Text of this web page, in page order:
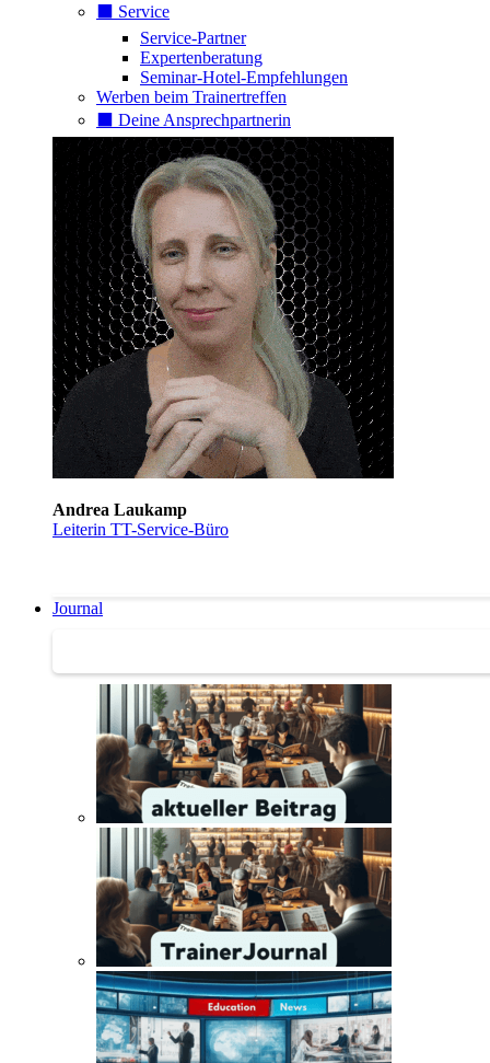
⬛️ Service
Service-Partner
Expertenberatung
Seminar-Hotel-Empfehlungen
Werben beim Trainertreffen
⬛️ Deine Ansprechpartnerin
Andrea Laukamp
Leiterin TT-Service-Büro
Journal